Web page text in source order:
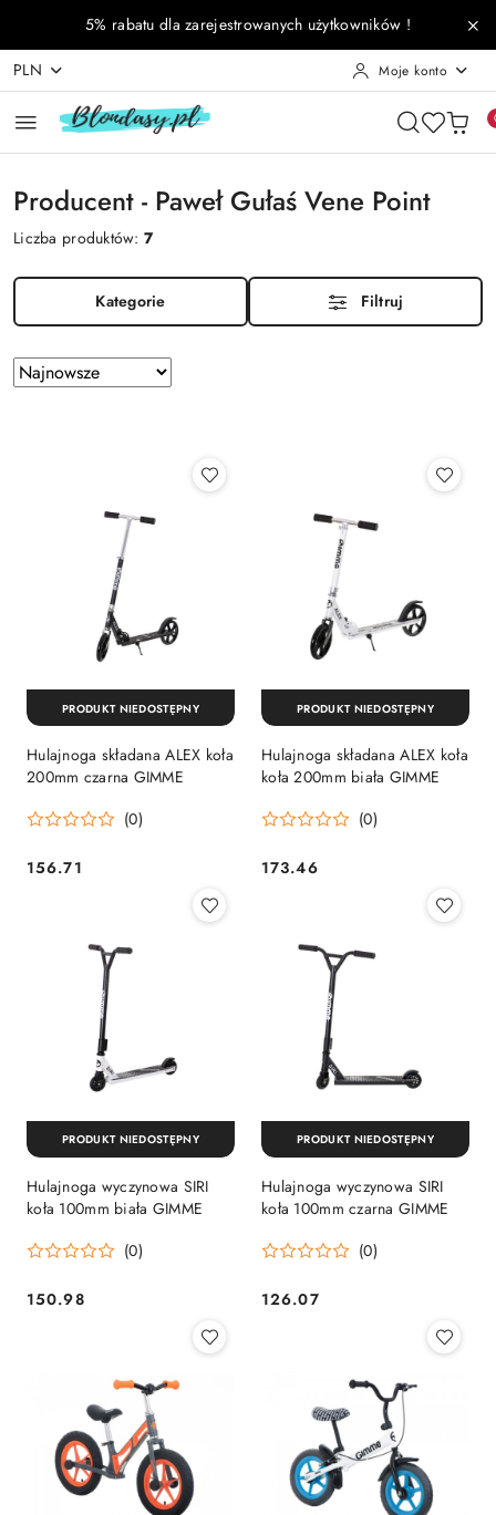
Przejdź do treści głównej
Przejdź do wyszukiwarki
Przejdź do moje konto
Przejdź do menu głównego
Przejdź do stopki
5% rabatu dla zarejestrowanych użytkowników !
PLN Moje konto
Producent - Paweł Gułaś Vene Point
Liczba produktów:7
Kategorie Filtruj
Zastosowano
sortowanie:
Sortuj
według
Hulajnoga składana ALEX koła
200mm czarna GIMME
(0)
Cena:
156.71
PRODUKT NIEDOSTĘPNY
Hulajnoga składana ALEX koła
koła 200mm biała GIMME
(0)
Cena:
173.46
PRODUKT NIEDOSTĘPNY
Hulajnoga wyczynowa SIRI
koła 100mm biała GIMME
(0)
Cena:
150.98
PRODUKT NIEDOSTĘPNY
Hulajnoga wyczynowa SIRI
koła 100mm czarna GIMME
(0)
Cena:
126.07
PRODUKT NIEDOSTĘPNY